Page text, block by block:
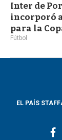
Inter de
incorporó
para la
Fútbol
EL PAÍS STAFF